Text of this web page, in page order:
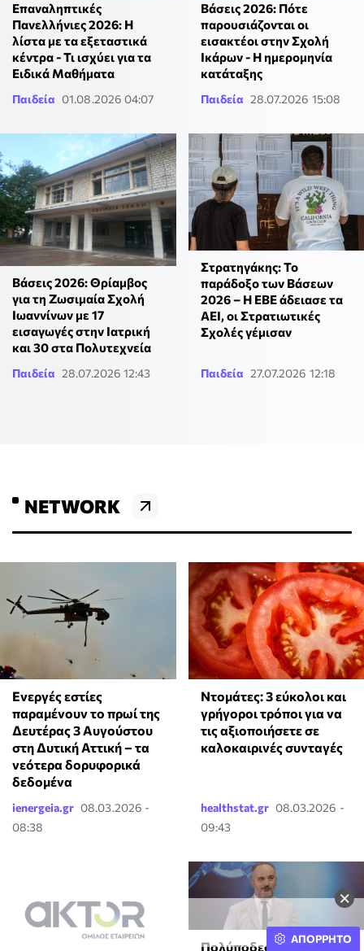
×
Επαναληπτικές
Πανελλήνιες 2026: Η
λίστα με τα εξεταστικά
κέντρα - Τι ισχύει για τα
Ειδικά Μαθήματα
Παιδεία 01.08.2026 04:07
Βάσεις 2026: Πότε
παρουσιάζονται οι
εισακτέοι στην Σχολή
Ικάρων - Η ημερομηνία
κατάταξης
Παιδεία 28.07.2026 15:08
Βάσεις 2026: Θρίαμβος
για τη Ζωσιμαία Σχολή
Ιωαννίνων με 17
εισαγωγές στην Ιατρική
και 30 στα Πολυτεχνεία
Παιδεία 28.07.2026 12:43
Στρατηγάκης: Το
παράδοξο των Βάσεων
2026 – Η ΕΒΕ άδειασε τα
ΑΕΙ, οι Στρατιωτικές
Σχολές γέμισαν
Παιδεία 27.07.2026 12:18
NETWORK
Ενεργές εστίες
παραμένουν το πρωί της
Δευτέρας 3 Αυγούστου
στη Δυτική Αττική – τα
νεότερα δορυφορικά
δεδομένα
ienergeia.gr 08.03.2026 -
08:38
Ντομάτες: 3 εύκολοι και
γρήγοροι τρόποι για να
τις αξιοποιήσετε σε
καλοκαιρινές συνταγές
healthstat.gr 08.03.2026 -
09:43
Πολύποδες χοληδόχου
ΑΠΟΡΡΗΤΟ